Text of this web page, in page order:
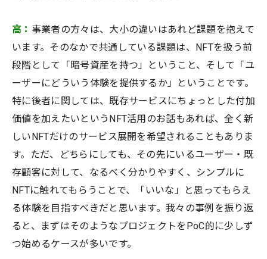
高： 事業者の方々は、大小の違いはあれど課題を抱えて
います。そのなかで共通している課題は、NFTを扱う前
段階として「暗号資産を持つ」ということ、そして「ユ
ーザーにどういう体験を提供するか」ということです。
特に後者に関しては、既存サービスにちょっとした付加
価値を加えたいというNFT活用のお話もあれば、全く新
しいNFTだけのサービス展開を希望されることもありま
す。ただ、どちらにしても、その先にいるユーザー・既
存顧客に対して、なるべく分かりやすく、シンプルに
NFTに触れてもらうことで、「いいな」と思ってもらえ
る体験を目指すべきだと思います。我々の事例を振り返
ると、まずはそのようなプロジェクトをPoC的に少しず
つ始めるケースが多いです。